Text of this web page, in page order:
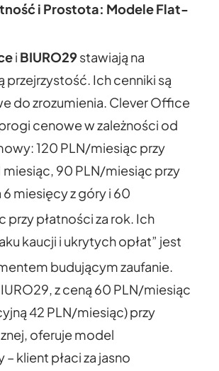
i Prostota: Modele Flat-
i BIURO29stawiają na
przejrzystość. Ich cenniki są
do zrozumienia. Clever Office
cenowe w zależności od
120 PLN/miesiąc przy
miesiąc, 90 PLN/miesiąc przy
6 miesięcy z góry i 60
przy płatności za rok. Ich
kaucji i ukrytych opłat” jest
budującym zaufanie.
z ceną 60 PLN/miesiąc
42 PLN/miesiąc) przy
oferuje model
klient płaci za jasno